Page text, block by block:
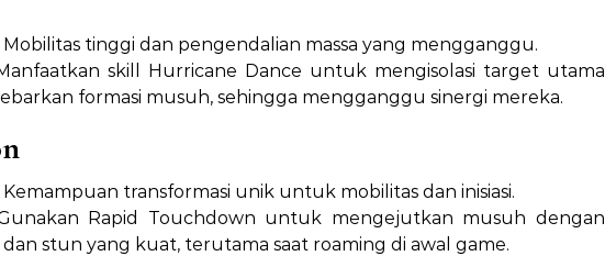
Mobilitas tinggi dan pengendalian massa yang mengganggu.
skill Hurricane Dance untuk mengisolasi target utama
formasi musuh, sehingga mengganggu sinergi mereka.
Kemampuan transformasi unik untuk mobilitas dan inisiasi.
Rapid Touchdown untuk mengejutkan musuh dengan
stun yang kuat, terutama saat roaming di awal game.